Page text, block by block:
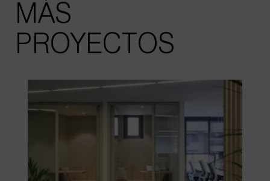
MÁS
PROYECTOS